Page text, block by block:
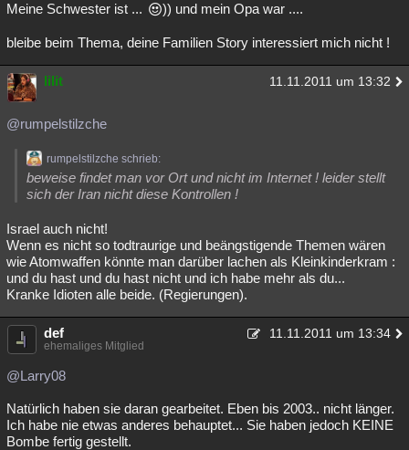
Meine Schwester ist ... )) und mein Opa war ....
bleibe beim Thema, deine Familien Story interessiert mich nicht !
lilit 11.11.2011 um 13:32
@rumpelstilzche
rumpelstilzche schrieb:
beweise findet man vor Ort und nicht im Internet ! leider stellt
sich der Iran nicht diese Kontrollen !
Israel auch nicht!
Wenn es nicht so todtraurige und beängstigende Themen wären
wie Atomwaffen könnte man darüber lachen als Kleinkinderkram :
und du hast und du hast nicht und ich habe mehr als du...
Kranke Idioten alle beide. (Regierungen).
def 11.11.2011 um 13:34
ehemaliges Mitglied
@Larry08
Natürlich haben sie daran gearbeitet. Eben bis 2003.. nicht länger.
Ich habe nie etwas anderes behauptet... Sie haben jedoch KEINE
Bombe fertig gestellt.